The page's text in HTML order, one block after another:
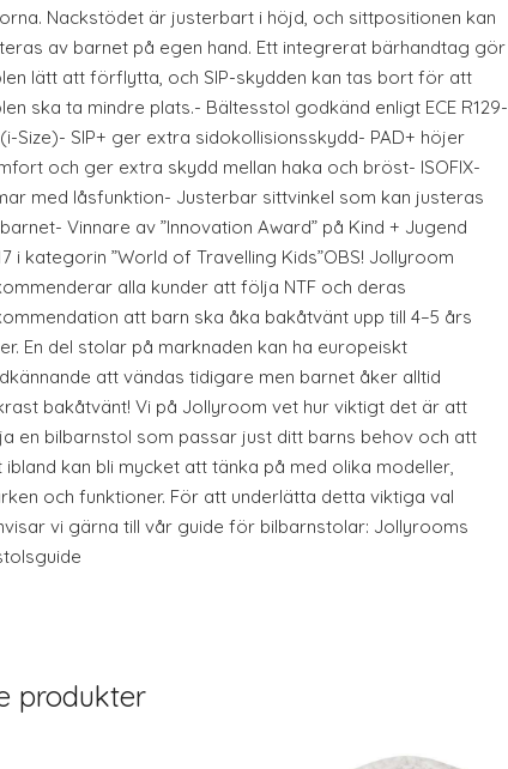
Nackstödet är justerbart i höjd, och sittpositionen kan
av barnet på egen hand. Ett integrerat bärhandtag gör
lätt att förflytta, och SIP-skydden kan tas bort för att
ska ta mindre plats.- Bältesstol godkänd enligt ECE R129-
Size)- SIP+ ger extra sidokollisionsskydd- PAD+ höjer
och ger extra skydd mellan haka och bröst- ISOFIX-
med låsfunktion- Justerbar sittvinkel som kan justeras
Vinnare av ”Innovation Award” på Kind + Jugend
i kategorin ”World of Travelling Kids”OBS! Jollyroom
alla kunder att följa NTF och deras
att barn ska åka bakåtvänt upp till 4–5 års
En del stolar på marknaden kan ha europeiskt
att vändas tidigare men barnet åker alltid
bakåtvänt! Vi på Jollyroom vet hur viktigt det är att
en bilbarnstol som passar just ditt barns behov och att
ibland kan bli mycket att tänka på med olika modeller,
och funktioner. För att underlätta detta viktiga val
vi gärna till vår guide för bilbarnstolar: Jollyrooms
produkter